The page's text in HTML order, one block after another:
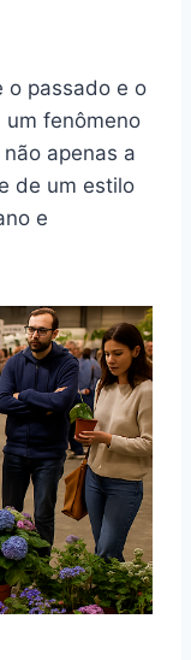
o passado e o
fenômeno
apenas a
de um estilo
e